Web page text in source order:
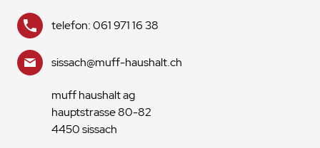
telefon: 061 971 16 38
sissach@muff-haushalt.ch
muff haushalt ag
hauptstrasse 80-82
4450 sissach